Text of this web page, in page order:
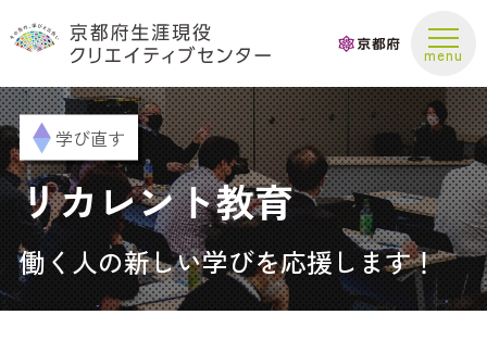
お問い合わせ
学び直す
リカレント教育
働く人の新しい学びを応援します！